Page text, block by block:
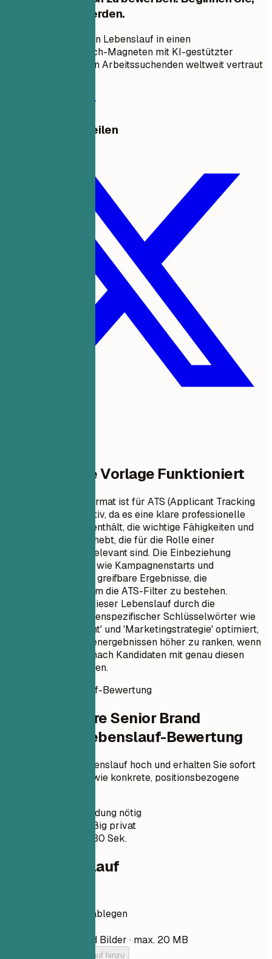
eingestellt zu werden.
Verwandeln Sie Ihren Lebenslauf in einen
Vorstellungsgespräch-Magneten mit KI-gestützter
Optimierung, der von Arbeitssuchenden weltweit vertraut
Diese Vorlage Teilen
Warum Diese Vorlage Funktioniert
Dieses Lebenslaufformat ist für ATS (Applicant Tracking
Systems) sehr effektiv, da es eine klare professionelle
Zusammenfassung enthält, die wichtige Fähigkeiten und
Erfahrungen hervorhebt, die für die Rolle einer
Markenmanagerin relevant sind. Die Einbeziehung
spezifischer Erfolge wie Kampagnenstarts und
Markanalysen zeigt greifbare Ergebnisse, die
entscheidend sind, um die ATS-Filter zu bestehen.
Darüber hinaus ist dieser Lebenslauf durch die
Verwendung branchenspezifischer Schlüsselwörter wie
'Markenmanagement' und 'Marketingstrategie' optimiert,
um in Suchmaschinenergebnissen höher zu ranken, wenn
Personalvermittler nach Kandidaten mit genau diesen
Qualifikationen suchen.
Sofortige Lebenslauf-Bewertung
Prüfen Sie Ihre Senior Brand
Managerin Lebenslauf-Bewertung
Laden Sie Ihren Lebenslauf hoch und erhalten Sie sofort
einen ATS-Score sowie konkrete, positionsbezogene
Keine Anmeldung nötig
Standardmäßig privat
Meist unter 30 Sek.
Dein Lebenslauf
Lebenslauf hier ablegen
PDF, DOCX, TXT und Bilder · max. 20 MB
Füge deinen Lebenslauf hinzu